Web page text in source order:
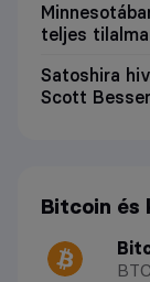
teljes tilalma
Satoshira
Scott
Bitcoin
BTC